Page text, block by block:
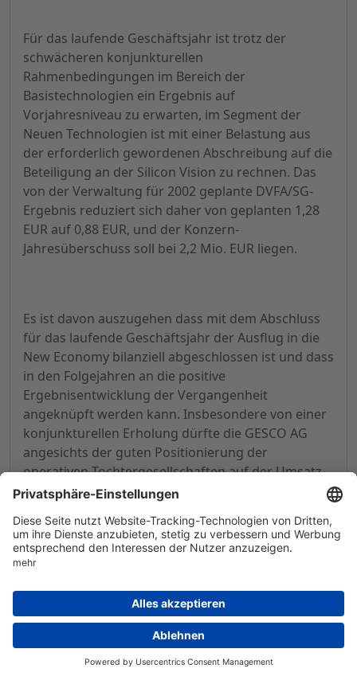
Für das laufende Geschäftsjahr ist trotz der
schwächeren konjunkturellen
Rahmenbedingungen im Bereich der
Basistechnologien ein Ergebnis auf
Vorjahresniveau zu erwarten, im Segment der
Neuen Technologien ist mit einer Belastung aus
der erforderlich gewordenen Abschreibung auf die
Beteiligung an der Silicon Vision zu rechnen. Das
von der Verwaltung für 2002 geplante DVFA/SG-
Ergebnis reduziert sich daher von geplanten 1,28
EUR auf 0,88 EUR, und der Konzern-
Jahresüberschuss soll bei 2,2 Mio. EUR liegen.
Es ist davon auszugehen dass mit dem Abschluss
für das laufende Geschäftsjahr der Ausflug in die
New Economy bilanziell abgeschlossen ist und dass
in den Folgejahren an die positive
Ergebnisentwicklung der Vergangenheit
angeknüpft werden kann. Insbesondere von einer
konjunkturellen Erholung dürfte die GESCO AG
angesichts der guten Positionierung der
operativen Tochtergesellschaften auf der Umsatz-
und Ergebnisseite überproportional profitieren.
Gesellschaft im Auge behalten und können
mögliche Kursrückgänge zum Aufbau einer auf
mittlere Sicht ausgerichteten Position nutzen.
Kontaktadresse